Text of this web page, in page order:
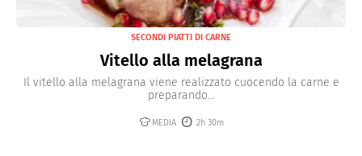
SECONDI PIATTI DI CARNE
Vitello alla melagrana
Il vitello alla melagrana viene realizzato cuocendo la carne e
preparando...
MEDIA 2h 30m